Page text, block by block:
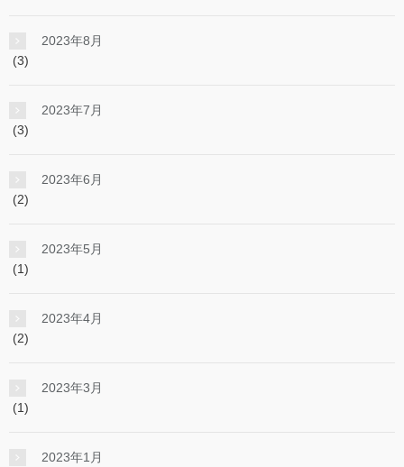
2023年8月
(3)
2023年7月
(3)
2023年6月
(2)
2023年5月
(1)
2023年4月
(2)
2023年3月
(1)
2023年1月